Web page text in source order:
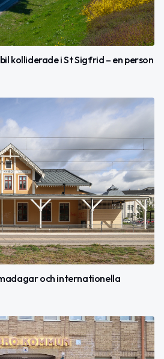
kolliderade i St Sigfrid – en person
och internationella